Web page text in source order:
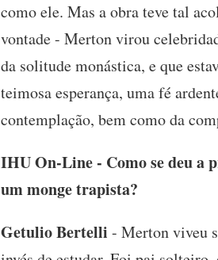
como ele. Mas a obra teve tal
vontade - Merton virou
da solitude monástica, e que
teimosa esperança, uma fé
contemplação, bem como da
IHU On-Line - Como se deu a
um monge trapista?
Getulio Bertelli - Merton viveu